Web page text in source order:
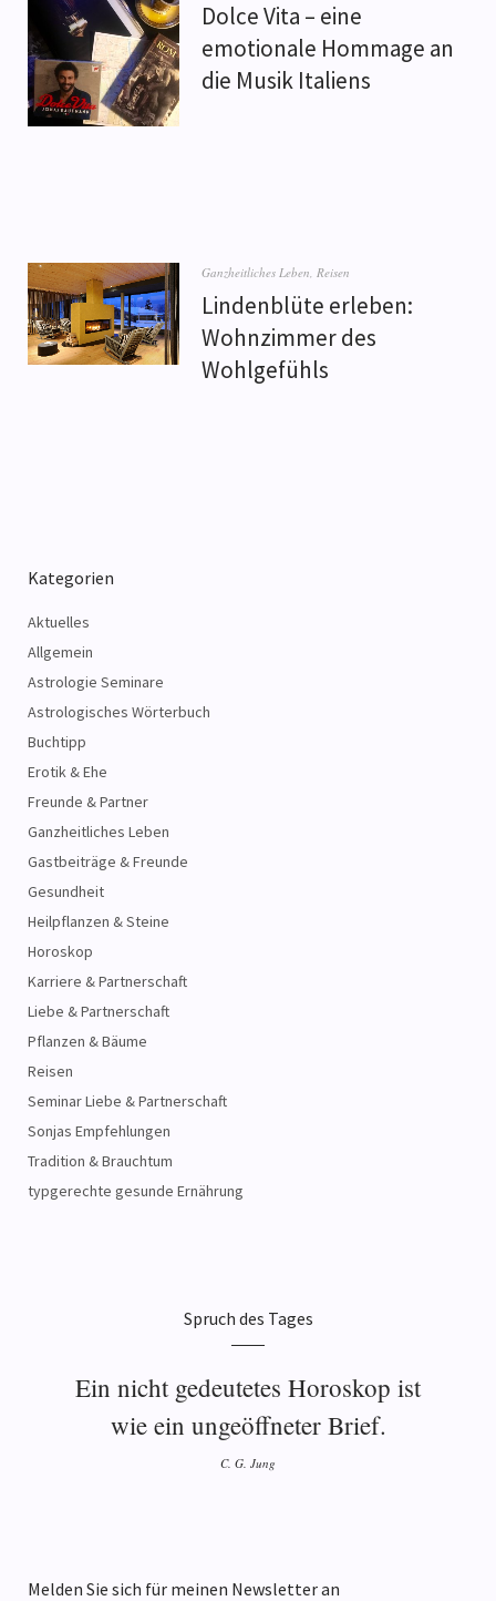
Dolce Vita – eine
emotionale Hommage an
die Musik Italiens
Ganzheitliches Leben,Reisen
Lindenblüte erleben:
Wohnzimmer des
Wohlgefühls
Kategorien
Aktuelles
Allgemein
Astrologie Seminare
Astrologisches Wörterbuch
Buchtipp
Erotik & Ehe
Freunde & Partner
Ganzheitliches Leben
Gastbeiträge & Freunde
Gesundheit
Heilpflanzen & Steine
Horoskop
Karriere & Partnerschaft
Liebe & Partnerschaft
Pflanzen & Bäume
Reisen
Seminar Liebe & Partnerschaft
Sonjas Empfehlungen
Tradition & Brauchtum
typgerechte gesunde Ernährung
Spruch des Tages
Ein nicht gedeutetes Horoskop ist
wie ein ungeöffneter Brief.
C. G. Jung
Melden Sie sich für meinen Newsletter an